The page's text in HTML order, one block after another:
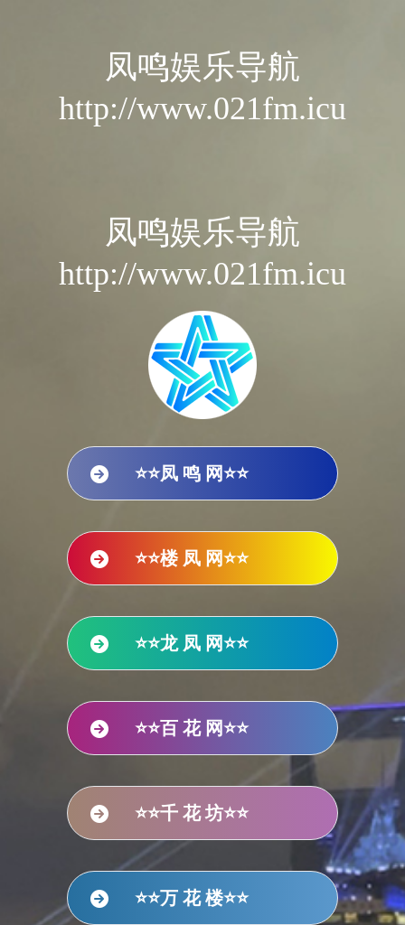
凤鸣娱乐导航
http://www.021fm.icu
凤鸣娱乐导航
http://www.021fm.icu
⭐⭐凤 鸣 网⭐⭐
⭐⭐楼 凤 网⭐⭐
⭐⭐龙 凤 网⭐⭐
⭐⭐百 花 网⭐⭐
⭐⭐千 花 坊⭐⭐
⭐⭐万 花 楼⭐⭐